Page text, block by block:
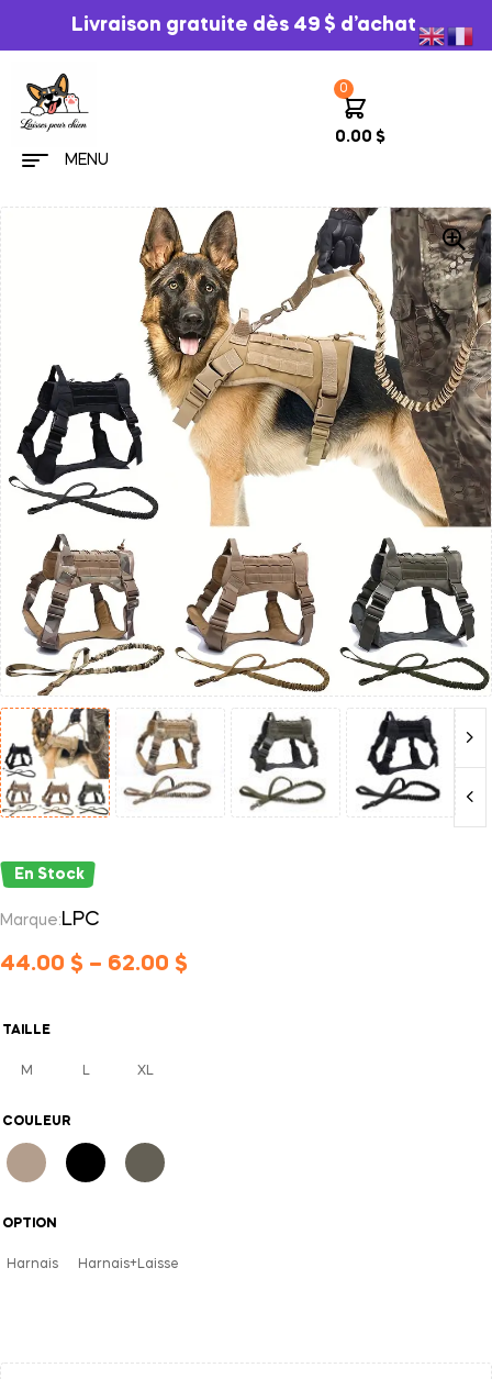
Livraison gratuite dès 49 $ d’achat
MENU
0
0.00$
En Stock
Marque: LPC
44.00 $ – 62.00 $
TAILLE
M L XL
COULEUR
OPTION
Harnais Harnais+Laisse
t